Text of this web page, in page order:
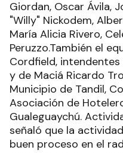
Giordan, Oscar Ávila,
"Willy" Nickodem,
María Alicia Rivero,
Peruzzo.También el
Cordfield, intendentes
y de Maciá Ricardo
Municipio de Tandil,
Asociación de
Gualeguaychú.
señaló que la
buen proceso en el